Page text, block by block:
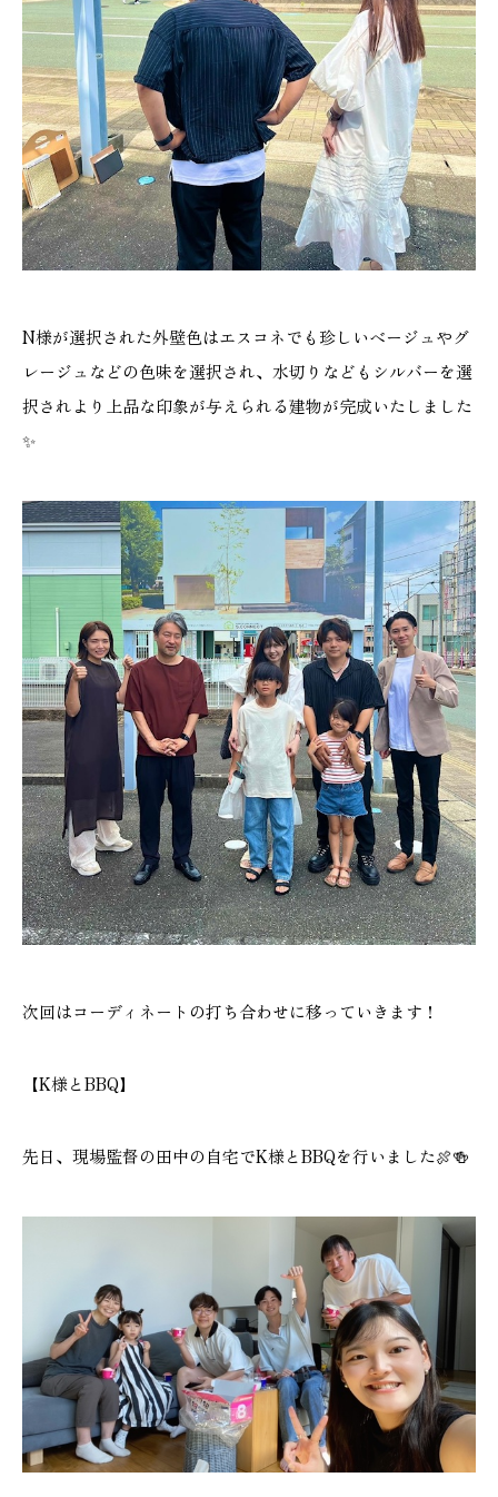
N様が選択された外壁色はエスコネでも珍しいベージュやグ
レージュなどの色味を選択され、水切りなどもシルバーを選
択されより上品な印象が与えられる建物が完成いたしました
✨
次回はコーディネートの打ち合わせに移っていきます！
【K様とBBQ】
先日、現場監督の田中の自宅でK様とBBQを行いました🍖🍻